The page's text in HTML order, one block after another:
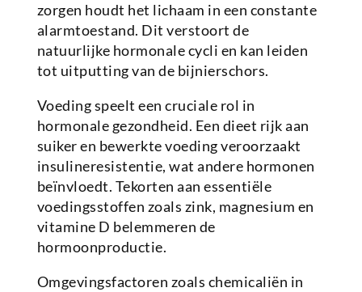
zorgen houdt het lichaam in een constante
alarmtoestand. Dit verstoort de
natuurlijke hormonale cycli en kan leiden
tot uitputting van de bijnierschors.
Voeding speelt een cruciale rol in
hormonale gezondheid. Een dieet rijk aan
suiker en bewerkte voeding veroorzaakt
insulineresistentie, wat andere hormonen
beïnvloedt. Tekorten aan essentiële
voedingsstoffen zoals zink, magnesium en
vitamine D belemmeren de
hormoonproductie.
Omgevingsfactoren zoals chemicaliën in